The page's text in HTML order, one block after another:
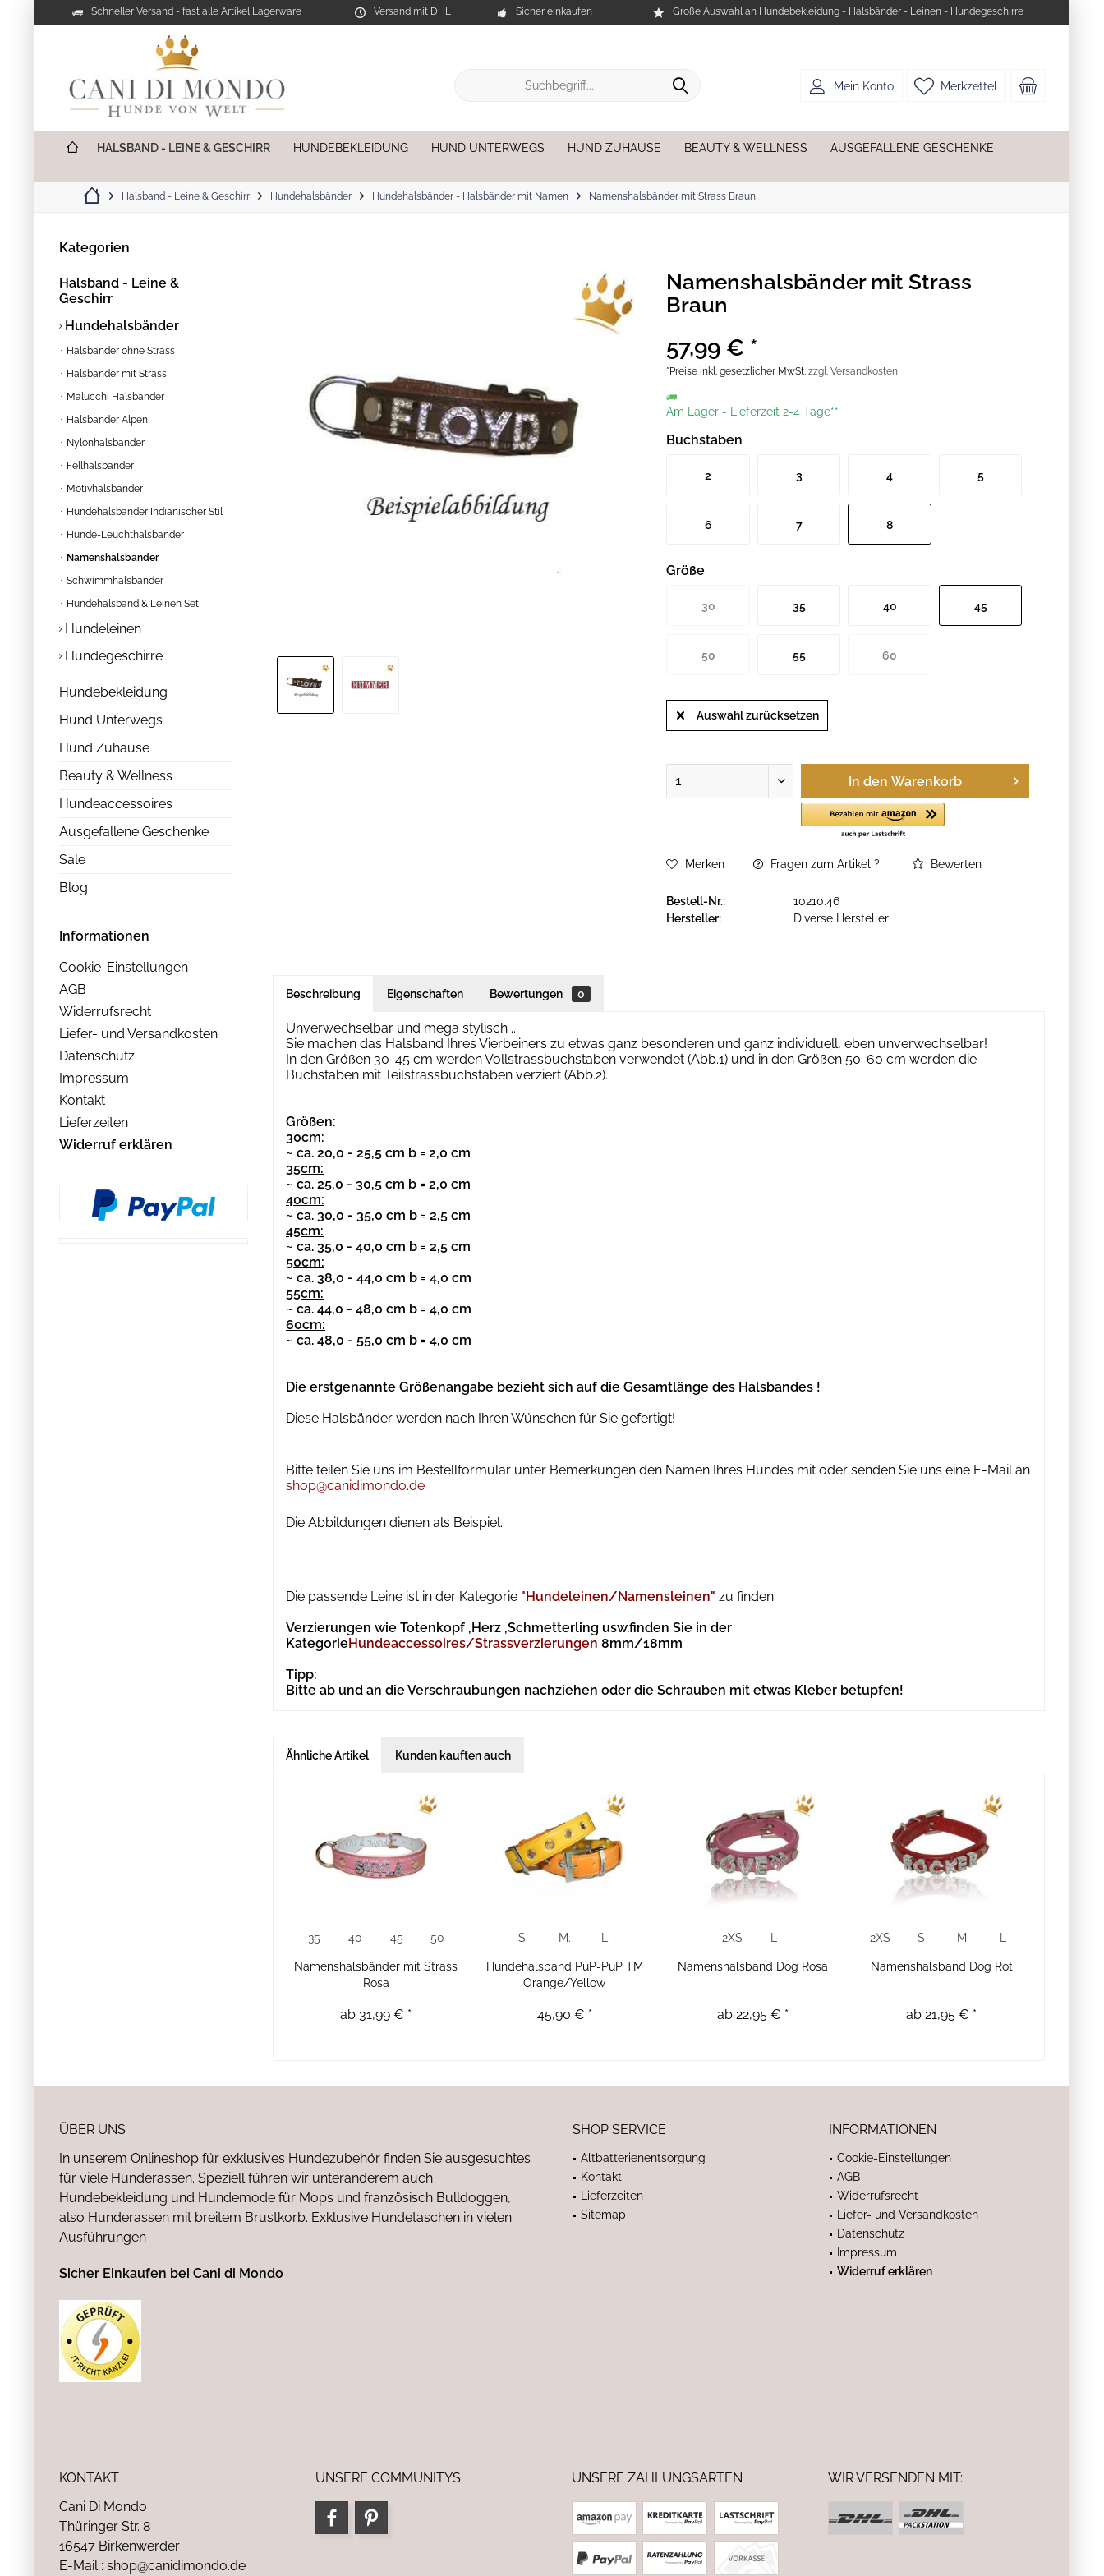
Schneller Versand - fast alle Artikel Lagerware Versand mit DHL Sicher einkaufen Große Auswahl an Hundebekleidung - Halsbänder - Leinen - Hundegeschirre
Merkzettel
Mein Konto
HALSBAND - LEINE & GESCHIRR HUNDEBEKLEIDUNG HUND UNTERWEGS HUND ZUHAUSE BEAUTY & WELLNESS AUSGEFALLENE GESCHENKE
Halsband - Leine & Geschirr Hundehalsbänder Hundehalsbänder - Halsbänder mit Namen Namenshalsbänder mit Strass Braun
Kategorien
Halsband - Leine &
Geschirr
Hundehalsbänder
Halsbänder ohne Strass
Halsbänder mit Strass
Malucchi Halsbänder
Halsbänder Alpen
Nylonhalsbänder
Fellhalsbänder
Motivhalsbänder
Hundehalsbänder Indianischer Stil
Hunde-Leuchthalsbänder
Namenshalsbänder
Schwimmhalsbänder
Hundehalsband & Leinen Set
Hundeleinen
Hundegeschirre
Hundebekleidung
Hund Unterwegs
Hund Zuhause
Beauty & Wellness
Hundeaccessoires
Ausgefallene Geschenke
Sale
Blog
Informationen
Cookie-Einstellungen
AGB
Widerrufsrecht
Liefer- und Versandkosten
Datenschutz
Impressum
Kontakt
Lieferzeiten
Widerruf erklären
Namenshalsbänder mit Strass
Braun
57,99 € *
*Preise inkl. gesetzlicher MwSt.zzgl. Versandkosten
Am Lager - Lieferzeit 2-4 Tage**
Buchstaben
2 3
Strassbuchstaben
4
Strassbuchstaben
5
6
7 8
Größe
30 35 40 45
50 55 60
Auswahl zurücksetzen
In den Warenkorb
Merken Fragen zum Artikel ? Bewerten
Bestell-Nr.:
10210.46
Hersteller:
Diverse Hersteller
Beschreibung Eigenschaften Bewertungen 0
Unverwechselbar und mega stylisch ...
Sie machen das Halsband Ihres Vierbeiners zu etwas ganz besonderen und ganz individuell, eben unverwechselbar!
In den Größen 30-45 cm werden Vollstrassbuchstaben verwendet (Abb.1) und in den Größen 50-60 cm werden die
Buchstaben mit Teilstrassbuchstaben verziert (Abb.2).
Größen:
30cm:
~ ca. 20,0 - 25,5 cm b = 2,0 cm
35cm:
~ ca. 25,0 - 30,5 cm b = 2,0 cm
40cm:
~ ca. 30,0 - 35,0 cm b = 2,5 cm
45cm:
~ ca. 35,0 - 40,0 cm b = 2,5 cm
50cm:
~ ca. 38,0 - 44,0 cm b = 4,0 cm
55cm:
~ ca. 44,0 - 48,0 cm b = 4,0 cm
60cm:
~ ca. 48,0 - 55,0 cm b = 4,0 cm
Die erstgenannte Größenangabe bezieht sich auf die Gesamtlänge des Halsbandes !
Diese Halsbänder werden nach Ihren Wünschen für Sie gefertigt!
Bitte teilen Sie uns im Bestellformular unter Bemerkungen den Namen Ihres Hundes mit oder senden Sie uns eine E-Mail an
shop@canidimondo.de
Die Abbildungen dienen als Beispiel.
Die passende Leine ist in der Kategorie "Hundeleinen/Namensleinen" zu finden.
Verzierungen wie Totenkopf ,Herz ,Schmetterling usw.finden Sie in der
KategorieHundeaccessoires/Strassverzierungen 8mm/18mm
Tipp:
Bitte ab und an die Verschraubungen nachziehen oder die Schrauben mit etwas Kleber betupfen!
Ähnliche Artikel Kunden kauften auch
35 40 45 50
Namenshalsbänder mit Strass
Rosa
ab 31,99 € *
S. M. L.
Hundehalsband PuP-PuP TM
Orange/Yellow
45,90 € *
2XS
Namenshalsband Dog Rosa
ab 22,95 € *
2XS S M
Namenshalsband Dog Rot
ab 21,95 € *
ÜBER UNS
In unserem Onlineshop für exklusives Hundezubehör finden Sie ausgesuchtes
für viele Hunderassen. Speziell führen wir unteranderem auch
Hundebekleidung und Hundemode für Mops und französisch Bulldoggen,
also Hunderassen mit breitem Brustkorb. Exklusive Hundetaschen in vielen
Ausführungen
Sicher Einkaufen bei Cani di Mondo
SHOP SERVICE
Altbatterienentsorgung
Kontakt
Lieferzeiten
Sitemap
INFORMATIONEN
Cookie-Einstellungen
AGB
Widerrufsrecht
Liefer- und Versandkosten
Datenschutz
Impressum
Widerruf erklären
KONTAKT
Cani Di Mondo
Thüringer Str. 8
16547 Birkenwerder
E-Mail : shop@canidimondo.de
UNSERE COMMUNITYS UNSERE ZAHLUNGSARTEN WIR VERSENDEN MIT: